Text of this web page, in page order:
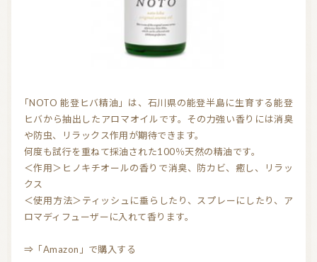
天然の香り－アロマテラピー
精油（エッセンシャルオイル）
アロマレシピ オーガニックコスメ
おすすめアロマコラム
お知らせ （Message from Aroma 会員様）
新規顧客の獲得（法人会員様へ）
「NOTO 能登ヒバ精油」は、石川県の能登半島に生育する能登
ヒバから抽出したアロマオイルです。その力強い香りには消臭
や防虫、リラックス作用が期待できます。
何度も試行を重ねて採油された100％天然の精油です。
＜作用＞ヒノキチオールの香りで消臭、防カビ、癒し、リラッ
クス
＜使用方法＞ティッシュに垂らしたり、スプレーにしたり、ア
ロマディフューザーに入れて香ります。
⇒「Amazon」で購入する